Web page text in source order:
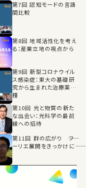
第7回 認知モードの言語
間比較
第8回 地域活性化を考え
る：産業立地の視点から
第9回 新型コロナウイル
ス感染症：東大の基礎研
究から生まれた治療薬の
種
第10回 光と物質の新た
な出会い：光科学の最前
線への招待
第11回 群の広がり ――フ
ーリエ展開をきっかけに――